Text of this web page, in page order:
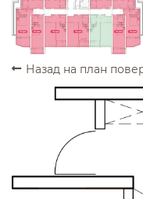
ПРОДАНО
ПРОДАНО
ПРОДАНО
ПРОДАНО
ПРОДАНО
ПРОДАНО
Назад на план